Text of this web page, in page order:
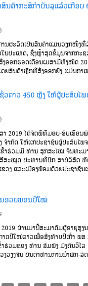
ນຄ້າກະສິກຳບັນລຸແລ້ວເກືອບ
ນຜະລິດເປັນສິນຄ້າແມ່ນວຽກໜຶ່ງທີ່
ນປະເທດ, ຊຶ່ງຫຼ້າສຸດຂໍ້ມູນຈາກກະຊ
ງອອກຮອດເດືອນເມສາມີທັງໝົດ
ດຍສິນຄ້າຫຼັກທີ່ສົ່ງອອກຍັງ ແມ່ນກ
ຄາວ 450 ຫຼັງ ໃຫ້ຜູ້ປະສົບໄພ
າ 2019 ໄດ້ຈັດພິທີມອບ-ຮັບເຮືອນ
ຈຳກັດ ໃຫ້ແກ່ປະຊາຊົນຜູ້ປະສົບໄພ
ຂົ້າຮ່ວມມີ ທ່ານ ສຸກສະໄໝ ຈັນທະມ
ສະໝຸດ ປະທານທີ່ປຶກ ສາບໍລິສັດ ທີ
ວງ ແລະເມືອງພ້ອມດ້ວຍປະຊາຊົນ
ອວຍພອນປີໃໝ່
ຜ່ານມານີ້ສະມາຄົມຜູ້ອາຍຸສູງ
າດປີໃໝ່ລາວເພື່ອສົ່ງທ້າຍປີເກົ່າ ພ
າຮ່ວມຂອງ ທ່ານ ສົມພົງ ມົງຄົນວິໄ
ງວຽງຈັນ ບັນດາທ່ານການນຳພັກ-ລັ